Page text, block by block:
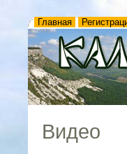
Главная
Видео